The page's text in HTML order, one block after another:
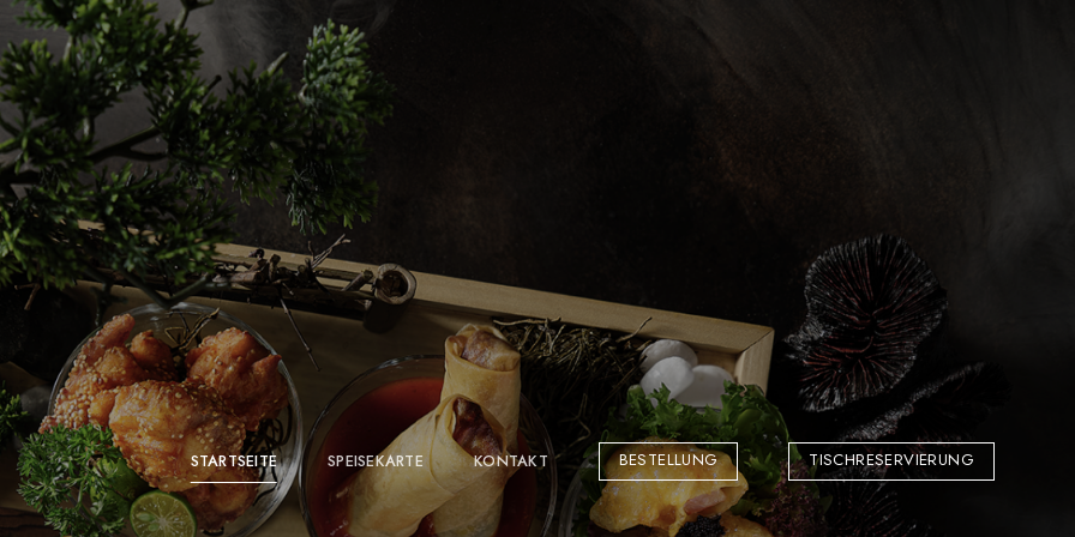
STARTSEITE SPEISEKARTE KONTAKT BESTELLUNG TISCHRESERVIERUNG